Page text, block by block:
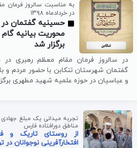
به مناسبت سالروز فرمان
در خردادماه ۱۳۹۸
حسینیه گفتمان در
محوریت بیانیه گام
برگزار شد
گفتمان شهرستان تنکابن با حضور مردم و
و عباسیان در حوزه علمیه شهید مطهری
تجربه میدانی یک مبلغ جهادی
مناطق دورافتاده فارس
از روستای تاریک و
افتخارآفرینی نوجوانان در